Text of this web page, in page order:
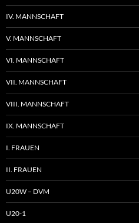
IV. MANNSCHAFT
V. MANNSCHAFT
VI. MANNSCHAFT
VII. MANNSCHAFT
VIII. MANNSCHAFT
IX. MANNSCHAFT
I. FRAUEN
II. FRAUEN
U20W – DVM
U20-1